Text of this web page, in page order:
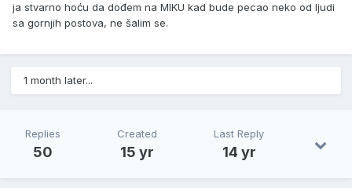
ja stvarno hoću da dođem na MIKU kad bude pecao neko od ljudi
sa gornjih postova, ne šalim se.
1 month later...
Replies
50
Created
15 yr
Last Reply
14 yr